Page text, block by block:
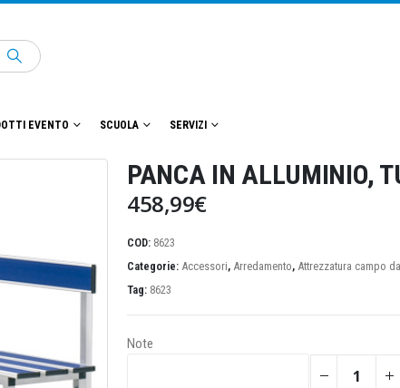
EVENTO SCUOLA SERVIZI
PANCA IN ALLUMINIO,
458,99€
COD: 8623
Categorie: Accessori, Arredamento, Attrezzatura campo
Tag: 8623
Note